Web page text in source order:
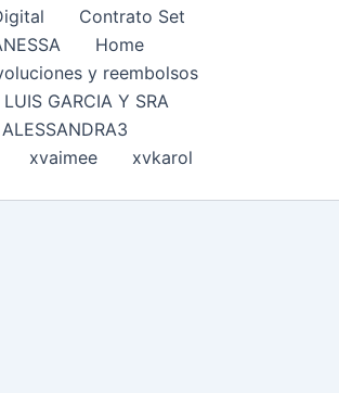
Contrato Set
Home
y reembolsos
LUIS GARCIA Y SRA
xvaimee
xvkarol